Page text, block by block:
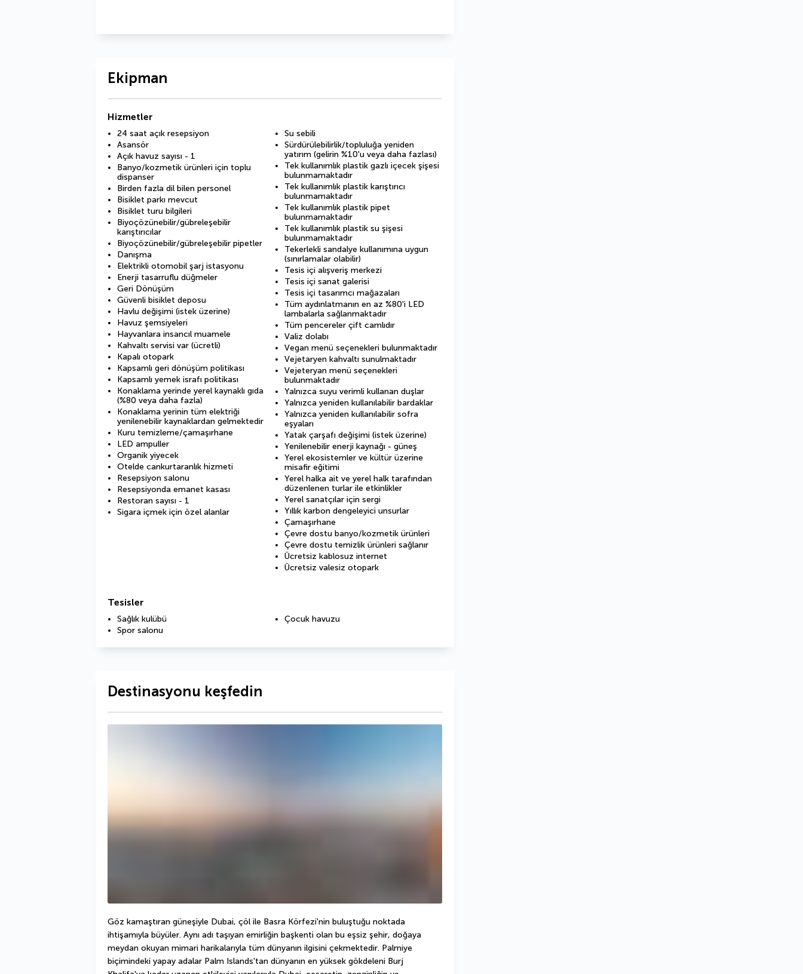
Ekipman
Hizmetler
24 saat açık resepsiyon
Asansör
Açık havuz sayısı - 1
Banyo/kozmetik ürünleri için toplu
dispanser
Birden fazla dil bilen personel
Bisiklet parkı mevcut
Bisiklet turu bilgileri
Biyoçözünebilir/gübreleşebilir
karıştırıcılar
Biyoçözünebilir/gübreleşebilir pipetler
Danışma
Elektrikli otomobil şarj istasyonu
Enerji tasarruflu düğmeler
Geri Dönüşüm
Güvenli bisiklet deposu
Havlu değişimi (istek üzerine)
Havuz şemsiyeleri
Hayvanlara insancıl muamele
Kahvaltı servisi var (ücretli)
Kapalı otopark
Kapsamlı geri dönüşüm politikası
Kapsamlı yemek israfı politikası
Konaklama yerinde yerel kaynaklı gıda
(%80 veya daha fazla)
Konaklama yerinin tüm elektriği
yenilenebilir kaynaklardan gelmektedir
Kuru temizleme/çamaşırhane
LED ampuller
Organik yiyecek
Otelde cankurtaranlık hizmeti
Resepsiyon salonu
Resepsiyonda emanet kasası
Restoran sayısı - 1
Sigara içmek için özel alanlar
Su sebili
Sürdürülebilirlik/topluluğa yeniden
yatırım (gelirin %10'u veya daha fazlası)
Tek kullanımlık plastik gazlı içecek şişesi
bulunmamaktadır
Tek kullanımlık plastik karıştırıcı
bulunmamaktadır
Tek kullanımlık plastik pipet
bulunmamaktadır
Tek kullanımlık plastik su şişesi
bulunmamaktadır
Tekerlekli sandalye kullanımına uygun
(sınırlamalar olabilir)
Tesis içi alışveriş merkezi
Tesis içi sanat galerisi
Tesis içi tasarımcı mağazaları
Tüm aydınlatmanın en az %80'i LED
lambalarla sağlanmaktadır
Tüm pencereler çift camlıdır
Valiz dolabı
Vegan menü seçenekleri bulunmaktadır
Vejetaryen kahvaltı sunulmaktadır
Vejeteryan menü seçenekleri
bulunmaktadır
Yalnızca suyu verimli kullanan duşlar
Yalnızca yeniden kullanılabilir bardaklar
Yalnızca yeniden kullanılabilir sofra
eşyaları
Yatak çarşafı değişimi (istek üzerine)
Yenilenebilir enerji kaynağı - güneş
Yerel ekosistemler ve kültür üzerine
misafir eğitimi
Yerel halka ait ve yerel halk tarafından
düzenlenen turlar ile etkinlikler
Yerel sanatçılar için sergi
Yıllık karbon dengeleyici unsurlar
Çamaşırhane
Çevre dostu banyo/kozmetik ürünleri
Çevre dostu temizlik ürünleri sağlanır
Ücretsiz kablosuz internet
Ücretsiz valesiz otopark
Tesisler
Sağlık kulübü
Spor salonu
Çocuk havuzu
Destinasyonu keşfedin
Göz kamaştıran güneşiyle Dubai, çöl ile Basra Körfezi'nin buluştuğu noktada
ihtişamıyla büyüler. Aynı adı taşıyan emirliğin başkenti olan bu eşsiz şehir, doğaya
meydan okuyan mimari harikalarıyla tüm dünyanın ilgisini çekmektedir. Palmiye
biçimindeki yapay adalar Palm Islands'tan dünyanın en yüksek gökdeleni Burj